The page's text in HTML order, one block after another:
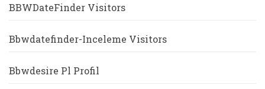
BBWDateFinder Visitors
Bbwdatefinder-Inceleme Visitors
Bbwdesire Pl Profil